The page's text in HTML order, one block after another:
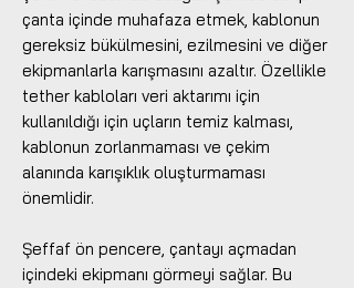
çanta içinde muhafaza etmek, kablonun
gereksiz bükülmesini, ezilmesini ve diğer
ekipmanlarla karışmasını azaltır. Özellikle
tether kabloları veri aktarımı için
kullanıldığı için uçların temiz kalması,
kablonun zorlanmaması ve çekim
alanında karışıklık oluşturmaması
önemlidir.
Şeffaf ön pencere, çantayı açmadan
içindeki ekipmanı görmeyi sağlar. Bu